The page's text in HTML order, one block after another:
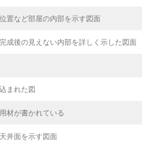
置など部屋の内部を示す図面
成後の見えない内部を詳しく示した図面
まれた図
材が書かれている
井面を示す図面